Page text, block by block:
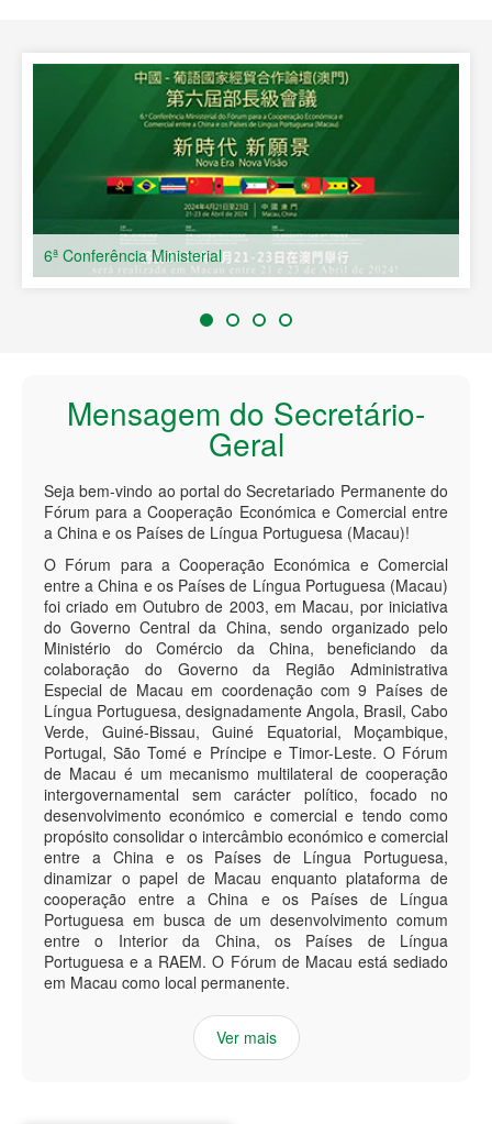
6ª Conferência Ministerial
Mensagem do Secretário-
Geral
Seja bem-vindo ao portal do Secretariado Permanente do
Fórum para a Cooperação Económica e Comercial entre
a China e os Países de Língua Portuguesa (Macau)!
O Fórum para a Cooperação Económica e Comercial
entre a China e os Países de Língua Portuguesa (Macau)
foi criado em Outubro de 2003, em Macau, por iniciativa
do Governo Central da China, sendo organizado pelo
Ministério do Comércio da China, beneficiando da
colaboração do Governo da Região Administrativa
Especial de Macau em coordenação com 9 Países de
Língua Portuguesa, designadamente Angola, Brasil, Cabo
Verde, Guiné-Bissau, Guiné Equatorial, Moçambique,
Portugal, São Tomé e Príncipe e Timor-Leste. O Fórum
de Macau é um mecanismo multilateral de cooperação
intergovernamental sem carácter político, focado no
desenvolvimento económico e comercial e tendo como
propósito consolidar o intercâmbio económico e comercial
entre a China e os Países de Língua Portuguesa,
dinamizar o papel de Macau enquanto plataforma de
cooperação entre a China e os Países de Língua
Portuguesa em busca de um desenvolvimento comum
entre o Interior da China, os Países de Língua
Portuguesa e a RAEM. O Fórum de Macau está sediado
em Macau como local permanente.
Ver mais